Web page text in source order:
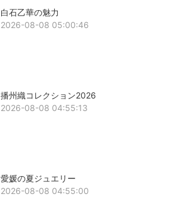
白石乙華の魅力
2026-08-08 05:00:46
播州織コレクション2026
2026-08-08 04:55:13
愛媛の夏ジュエリー
2026-08-08 04:55:00